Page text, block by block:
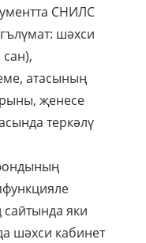
СНИЛС
шәхси
атасының
җенесе
теркәлү
яки
шәхси кабинет